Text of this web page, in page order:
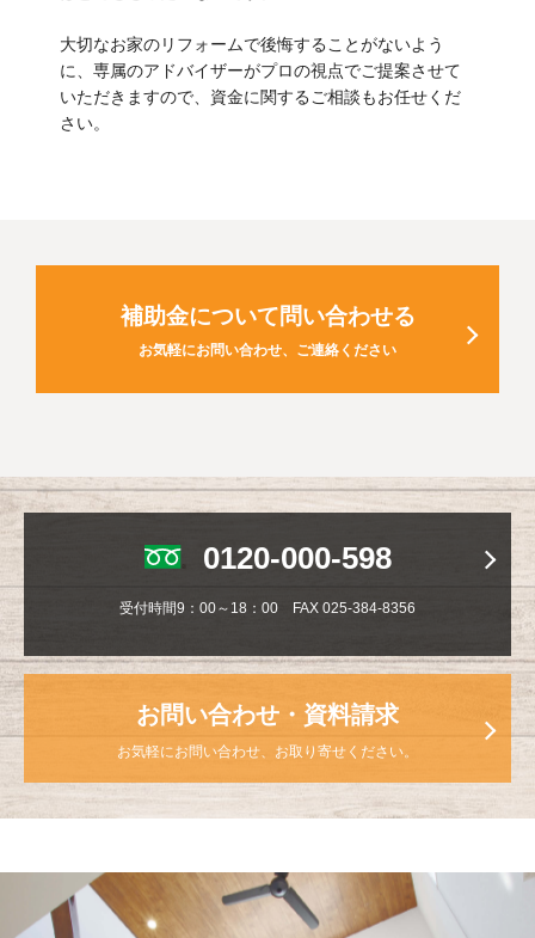
大切なお家のリフォームで後悔することがないよう
に、専属のアドバイザーがプロの視点でご提案させて
いただきますので、資金に関するご相談もお任せくだ
さい。
補助金について問い合わせる
お気軽にお問い合わせ、ご連絡ください
0120-000-598
受付時間9：00～18：00 FAX 025-384-8356
お問い合わせ・資料請求
お気軽にお問い合わせ、お取り寄せください。